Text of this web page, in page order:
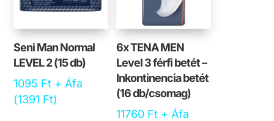
Seni Man Normal
LEVEL 2 (15 db)
1095 Ft + Áfa
(1391 Ft)
6x TENA MEN
Level 3 férfi betét –
Inkontinencia betét
(16 db/csomag)
11760 Ft + Áfa